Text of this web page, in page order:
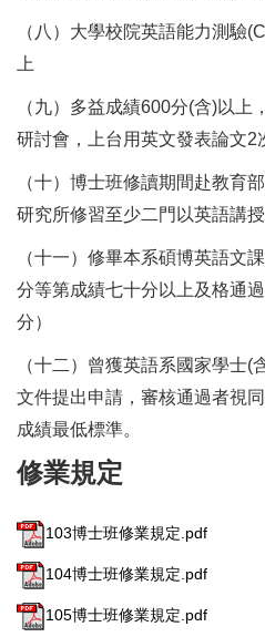
（八）大學校院英語能力測驗
上
（九）多益成績600分(含)以上
研討會，上台用英文發表論文2
（十）博士班修讀期間赴教育
研究所修習至少二門以英語講
（十一）修畢本系碩博英語文
分等第成績七十分以上及格通
分）
（十二）曾獲英語系國家學士(
文件提出申請，審核通過者視
成績最低標準。
修業規定
103博士班修業規定.pdf
104博士班修業規定.pdf
105博士班修業規定.pdf